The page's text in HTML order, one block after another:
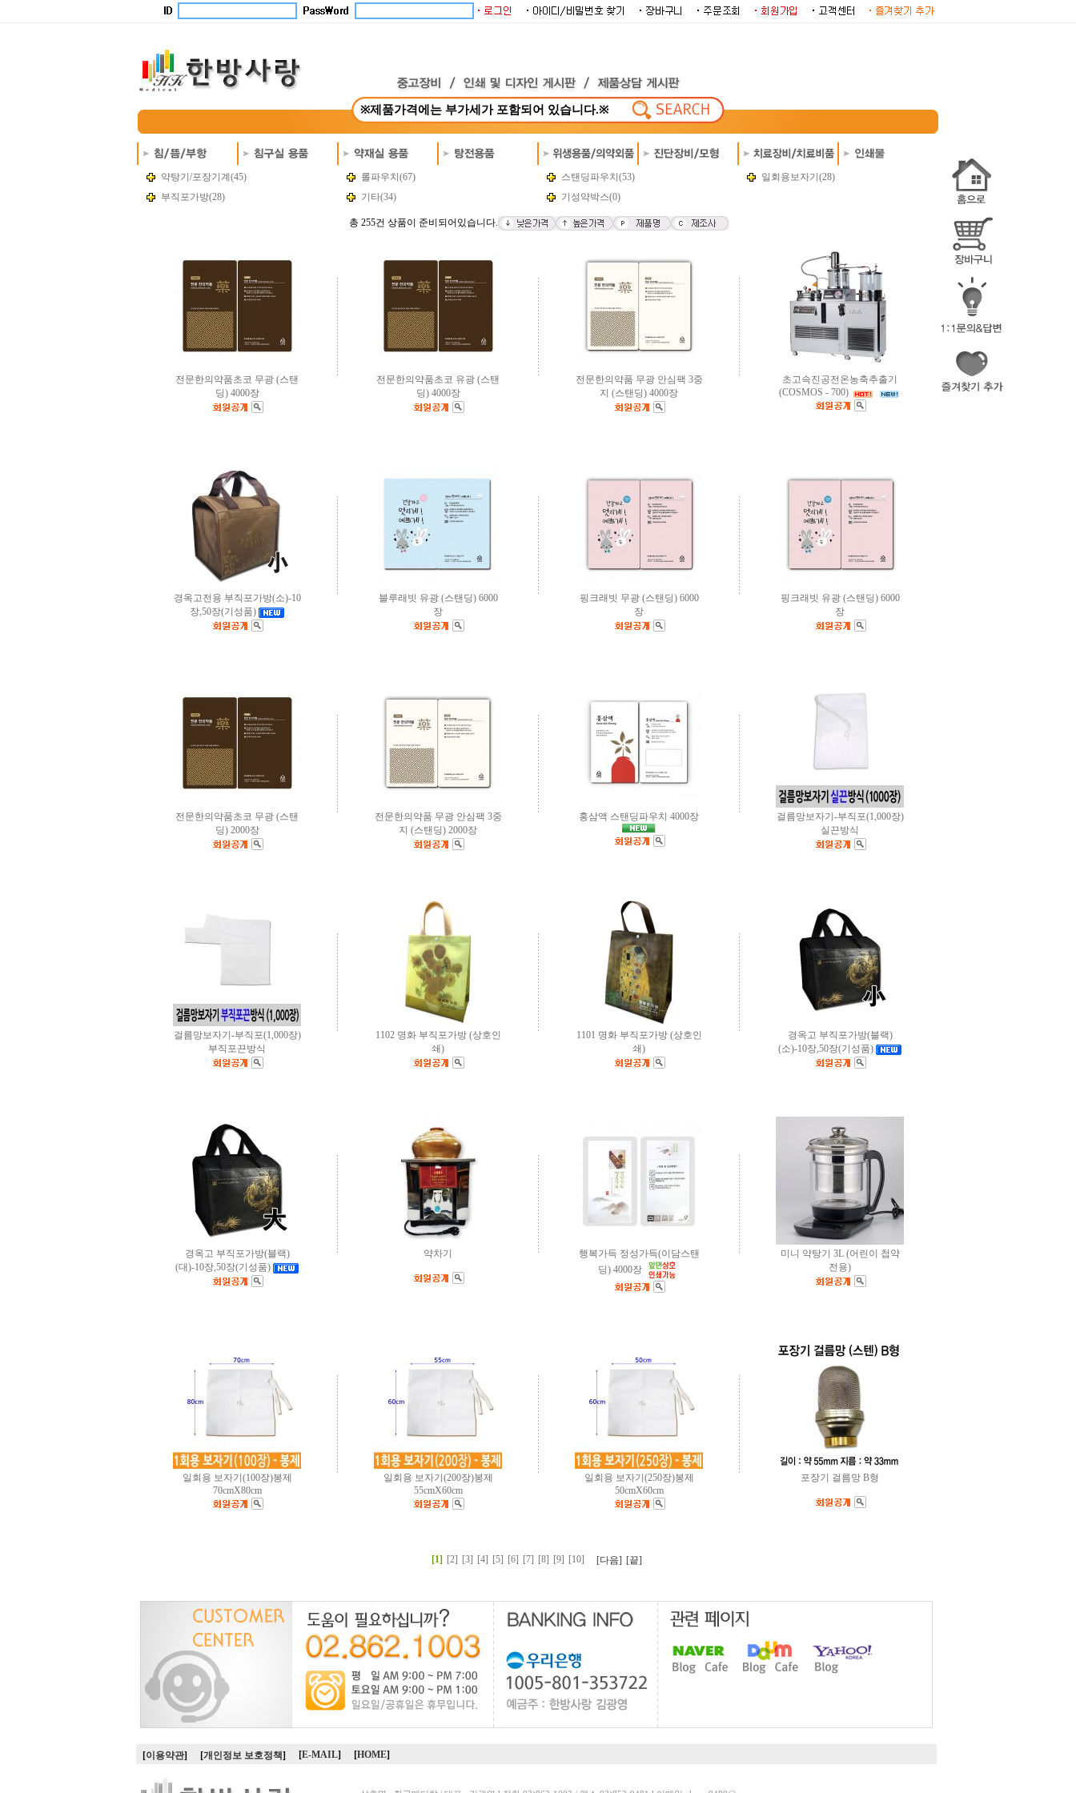
약탕기/포장기계(45) 롤파우치(67) 스탠딩파우치(53)
일회용보자기(28)
부직포가방(28)
기타(34) 기성약박스(0)
총 255건 상품이 준비되어있습니다.
전문한의약품초코 무광 (스탠
딩) 4000장
전문한의약품초코 유광 (스탠
딩) 4000장
전문한의약품 무광 안심팩 3중
지 (스탠딩) 4000장
초고속진공전온농축추출기
(COSMOS - 700)
경옥고전용 부직포가방(소)-10
장,50장(기성품)
블루래빗 유광 (스탠딩) 6000
장
핑크래빗 무광 (스탠딩) 6000
장
핑크래빗 유광 (스탠딩) 6000
장
전문한의약품초코 무광 (스탠
딩) 2000장
전문한의약품 무광 안심팩 3중
지 (스탠딩) 2000장
홍삼액 스탠딩파우치 4000장
걸름망보자기-부직포(1,000장)
실끈방식
걸름망보자기-부직포(1,000장)
부직포끈방식
1102 명화 부직포가방 (상호인
쇄)
1101 명화 부직포가방 (상호인
쇄)
경옥고 부직포가방(블랙)
(소)-10장,50장(기성품)
경옥고 부직포가방(블랙)
(대)-10장,50장(기성품)
약차기
행복가득 정성가득(이담스탠
딩) 4000장
미니 약탕기 3L (어린이 첩약
전용)
일회용 보자기(100장)봉제
70cmX80cm
일회용 보자기(200장)봉제
55cmX60cm
일회용 보자기(250장)봉제
50cmX60cm
포장기 걸름망 B형
[1] [2] [3] [4] [5] [6] [7] [8] [9] [10] [다음] [끝]
[이용약관] [개인정보 보호정책] [E-MAIL] [HOME]